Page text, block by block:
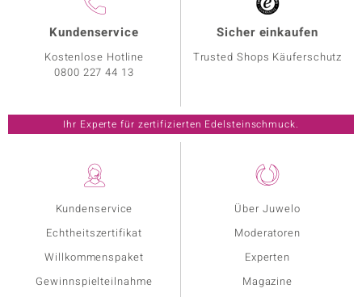
Kundenservice
Echtheitszertifikat
Willkommenspaket
Gewinnspielteilnahme
Über Juwelo
Moderatoren
Experten
Magazine
Kundenservice
Kostenlose Hotline
0800 227 44 13
Sicher einkaufen
Trusted Shops Käuferschutz
Ihr Experte für zertifizierten Edelsteinschmuck.